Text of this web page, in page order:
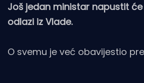
Još jedan ministar napustit
odlazi iz Vlade.
O svemu je već obavijestio